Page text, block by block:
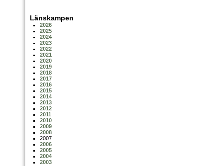
Länskampen
2026
2025
2024
2023
2022
2021
2020
2019
2018
2017
2016
2015
2014
2013
2012
2011
2010
2009
2008
2007
2006
2005
2004
2003